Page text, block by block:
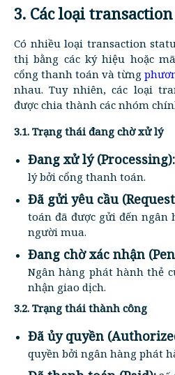
3. Các loại
Có nhiều loại transaction
thị bằng các ký hiệu hoặc
cổng thanh toán và từng
nhau. Tuy nhiên, các loại
được chia thành các nhóm
3.1. Trạng thái đang chờ xử lý
Đang xử lý (Processing):
lý bởi cổng thanh toán.
Đã gửi yêu cầu
toán đã được gửi đến ngân
người mua.
Đang chờ xác nhận
Ngân hàng phát hành thẻ
nhận giao dịch.
3.2. Trạng thái thành công
Đã ủy quyền
quyền bởi ngân hàng phát